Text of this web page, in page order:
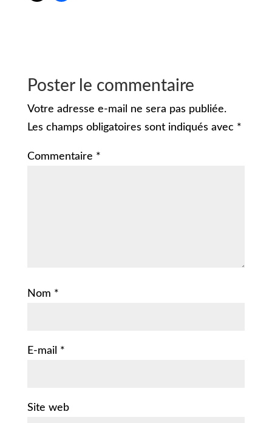
Poster le commentaire
Votre adresse e-mail ne sera pas publiée.
Les champs obligatoires sont indiqués avec *
Commentaire *
Nom *
E-mail *
Site web